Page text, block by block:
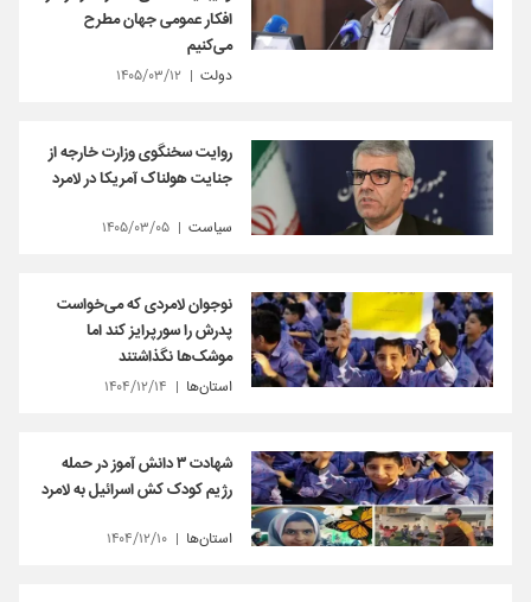
افکار عمومی جهان مطرح
می‌کنیم
دولت ۱۴۰۵/۰۳/۱۲
روایت سخنگوی وزارت خارجه از
جنایت هولناک آمریکا در لامرد
سیاست ۱۴۰۵/۰۳/۰۵
نوجوان لامردی که می‌خواست
پدرش را سورپرایز کند اما
موشک‌ها نگذاشتند
استان‌ها ۱۴۰۴/۱۲/۱۴
شهادت ٣ دانش آموز در حمله
رژیم کودک کش اسرائیل به لامرد
استان‌ها ۱۴۰۴/۱۲/۱۰